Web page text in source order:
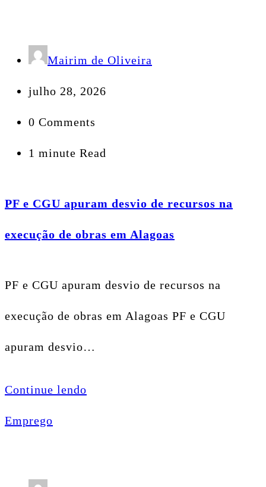
Mairim de Oliveira
julho 28, 2026
0 Comments
1 minute Read
PF e CGU apuram desvio de recursos na
execução de obras em Alagoas
PF e CGU apuram desvio de recursos na
execução de obras em Alagoas PF e CGU
apuram desvio…
Continue lendo
Emprego